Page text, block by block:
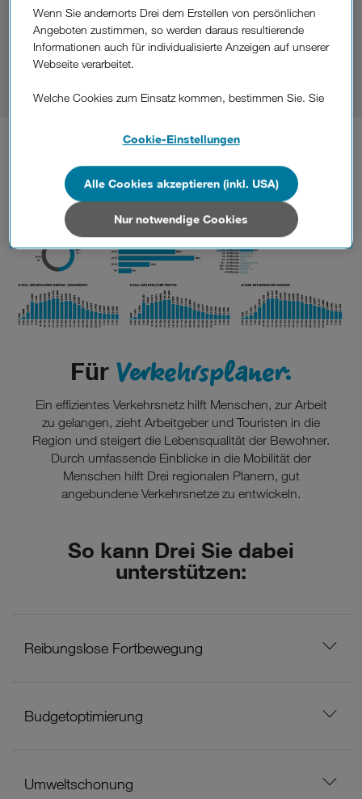
Bewegungsstromdaten von Drei und verstehen Sie aktuelle
Herausforderung und zukünftige Entwicklungen. Durch
tagesaktuelle Daten können vermischt mit Statistik Austria
Auswertungen gezielte Insights erstellt werden.
Für Verkehrsplaner.
Ein effizientes Verkehrsnetz hilft Menschen, zur Arbeit
zu gelangen, zieht Arbeitgeber und Touristen in die
Region und steigert die Lebensqualität der Bewohner.
Durch umfassende Einblicke in die Mobilität der
Menschen hilft Drei regionalen Planern, gut
angebundene Verkehrsnetze zu entwickeln.
So kann Drei Sie dabei
unterstützen:
Reibungslose Fortbewegung
Budgetoptimierung
Umweltschonung
Wenn Sie andernorts Drei dem Erstellen von persönlichen
Angeboten zustimmen, so werden daraus resultierende
Informationen auch für individualisierte Anzeigen auf unserer
Webseite verarbeitet.
Welche Cookies zum Einsatz kommen, bestimmen Sie. Sie
Wenn Sie allen Cookies zustimmen, werden auch Cookies
von Drittanbietern verarbeitet, die Ihre Daten in Ländern
außerhalb der europäischen Union (z.B. in den USA)
verarbeiten. Sie unterliegen keinem EU-konformen
Datenschutzniveau und es stehen keine wirksamen
Rechtsbehelfe zur Verfügung.
Cookies von Unternehmen in Drittstaaten, die ein ähnliches
Datenschutzniveau wie in der Europäischen Union aufweisen
Wenn Sie „Nur notwendige Cookies“ wählen, dann sind für
Sie nur jene Cookies im Einsatz, die zur Funktion dieser
Website unerlässlich sind.
Cookie-Einstellungen
Nur notwendige Cookies
Alle Cookies akzeptieren (inkl. USA)